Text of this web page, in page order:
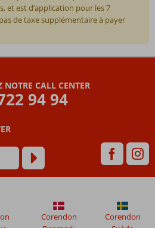
et est d’application pour les 7
de taxe supplémentaire à payer
NOTRE CALL CENTER
94 94
Corendon
Corendon